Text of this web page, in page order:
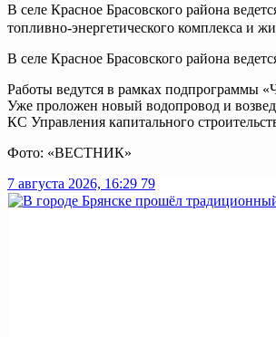
В селе Красное Брасовского района
топливно-энергетического комплекса и
В селе Красное Брасовского района
Работы ведутся в рамках подпрограммы
Уже проложен новый водопровод и
КС Управления капитального
Фото: «ВЕСТНИК»
7 августа 2026, 16:29 79